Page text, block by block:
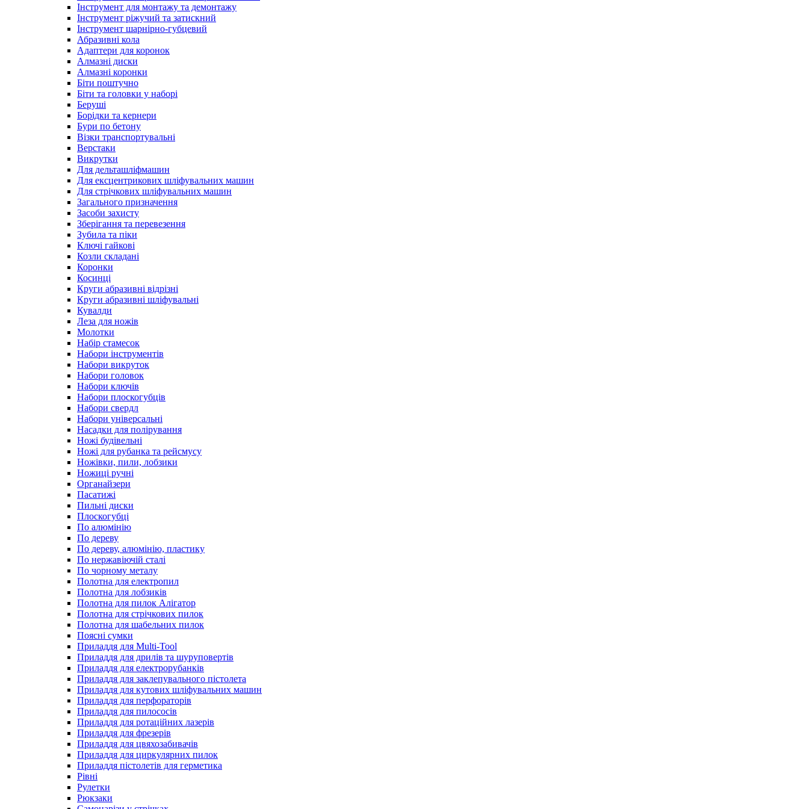
Інструмент для монтажу та демонтажу
Інструмент ріжучий та затискний
Інструмент шарнірно-губцевий
Абразивні кола
Адаптери для коронок
Алмазні диски
Алмазні коронки
Біти поштучно
Біти та головки у наборі
Беруші
Борідки та кернери
Бури по бетону
Візки транспортувальні
Верстаки
Викрутки
Для дельташліфмашин
Для ексцентрикових шліфувальних машин
Для стрічкових шліфувальних машин
Загального призначення
Засоби захисту
Зберігання та перевезення
Зубила та піки
Ключі гайкові
Козли складані
Коронки
Косинці
Круги абразивні відрізні
Круги абразивні шліфувальні
Кувалди
Леза для ножів
Молотки
Набір стамесок
Набори інструментів
Набори викруток
Набори головок
Набори ключів
Набори плоскогубців
Набори свердл
Набори універсальні
Насадки для полірування
Ножі будівельні
Ножі для рубанка та рейсмусу
Ножівки, пили, лобзики
Ножиці ручні
Органайзери
Пасатижі
Пильні диски
Плоскогубці
По алюмінію
По дереву
По дереву, алюмінію, пластику
По нержавіючій сталі
По чорному металу
Полотна для електропил
Полотна для лобзиків
Полотна для пилок Алігатор
Полотна для стрічкових пилок
Полотна для шабельних пилок
Поясні сумки
Приладдя для Multi-Tool
Приладдя для дрилів та шуруповертів
Приладдя для електрорубанків
Приладдя для заклепувального пістолета
Приладдя для кутових шліфувальних машин
Приладдя для перфораторів
Приладдя для пилососів
Приладдя для ротаційних лазерів
Приладдя для фрезерів
Приладдя для цвяхозабивачів
Приладдя для циркулярних пилок
Приладдя пістолетів для герметика
Рівні
Рулетки
Рюкзаки